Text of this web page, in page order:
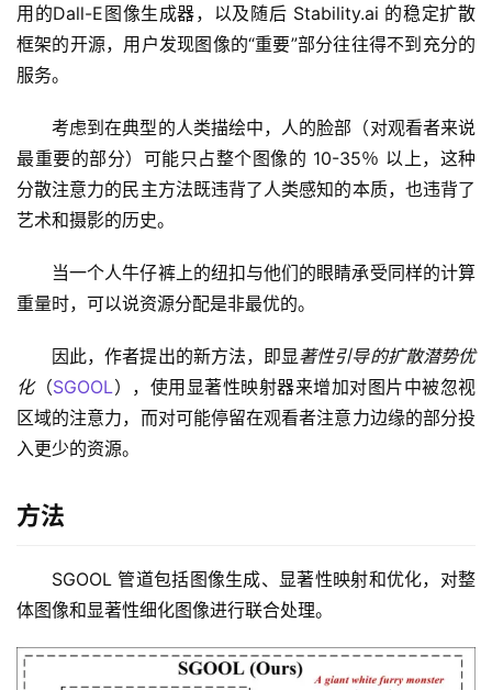
用的Dall-E图像生成器，以及随后 Stability.ai 的稳定扩散
框架的开源，用户发现图像的“重要”部分往往得不到充分的
服务。
考虑到在典型的人类描绘中，人的脸部（对观看者来说
最重要的部分）可能只占整个图像的 10-35％ 以上，这种
分散注意力的民主方法既违背了人类感知的本质，也违背了
艺术和摄影的历史。
当一个人牛仔裤上的纽扣与他们的眼睛承受同样的计算
重量时，可以说资源分配是非最优的。
因此，作者提出的新方法，即显著性引导的扩散潜势优
化（SGOOL），使用显著性映射器来增加对图片中被忽视
区域的注意力，而对可能停留在观看者注意力边缘的部分投
入更少的资源。
方法
SGOOL 管道包括图像生成、显著性映射和优化，对整
体图像和显著性细化图像进行联合处理。